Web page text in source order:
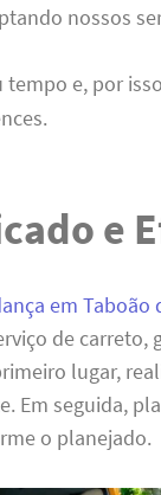
nossos
tempo e, por
e
em Taboão
de carreto,
lugar,
Em seguida,
o planejado.